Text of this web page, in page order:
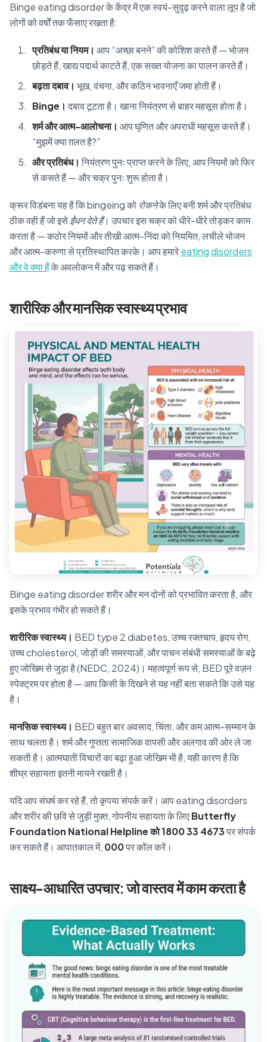
Binge eating disorder के केंद्र में एक स्वयं-सुदृढ़ करने वाला लूप है जो
लोगों को वर्षों तक फँसाए रखता है:
प्रतिबंध या नियम। आप “अच्छा बनने” की कोशिश करते हैं — भोजन
छोड़ते हैं, खाद्य पदार्थ काटते हैं, एक सख्त योजना का पालन करते हैं।
बढ़ता दबाव। भूख, वंचना, और कठिन भावनाएँ जमा होती हैं।
Binge। दबाव टूटता है। खाना नियंत्रण से बाहर महसूस होता है।
शर्म और आत्म-आलोचना। आप घृणित और अपराधी महसूस करते हैं।
“मुझमें क्या ग़लत है?”
और प्रतिबंध। नियंत्रण पुनः प्राप्त करने के लिए, आप नियमों को फिर
से कसते हैं — और चक्र पुनः शुरू होता है।
क्रूर विडंबना यह है कि bingeing को रोकनेके लिए बनी शर्म और प्रतिबंध
ठीक वही हैं जो इसेईंधन देते हैं। उपचार इस चक्र को धीरे-धीरे तोड़कर काम
करता है — कठोर नियमों और तीखी आत्म-निंदा को नियमित, लचीले भोजन
और आत्म-करुणा से प्रतिस्थापित करके। आप हमारेeating disorders
और वे क्या हैंके अवलोकन में और पढ़ सकते हैं।
शारीरिक और मानसिक स्वास्थ्य प्रभाव
Binge eating disorder शरीर और मन दोनों को प्रभावित करता है, और
इसके प्रभाव गंभीर हो सकते हैं।
शारीरिक स्वास्थ्य। BED type 2 diabetes, उच्च रक्तचाप, हृदय रोग,
उच्च cholesterol, जोड़ों की समस्याओं, और पाचन संबंधी समस्याओं के बढ़े
हुए जोखिम से जुड़ा है (NEDC, 2024)। महत्वपूर्ण रूप से, BED पूरे वज़न
स्पेक्ट्रम पर होता है — आप किसी के दिखने से यह नहीं बता सकते कि उसे यह
है।
मानसिक स्वास्थ्य। BED बहुत बार अवसाद, चिंता, और कम आत्म-सम्मान के
साथ चलता है। शर्म और गुप्तता सामाजिक वापसी और अलगाव की ओर ले जा
सकती है। आत्मघाती विचारों का बढ़ा हुआ जोखिम भी है, यही कारण है कि
शीघ्र सहायता इतनी मायने रखती है।
यदि आप संघर्ष कर रहे हैं, तो कृपया संपर्क करें। आप eating disorders
और शरीर की छवि से जुड़ी मुफ़्त, गोपनीय सहायता के लिएButterfly
Foundation National Helpline को 1800 33 4673पर संपर्क
कर सकते हैं। आपातकाल में, 000पर कॉल करें।
साक्ष्य-आधारित उपचार: जो वास्तव में काम करता है